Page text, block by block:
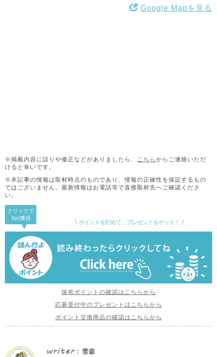
Google Mapを見る
※掲載内容に誤りや修正などがありましたら、 こちら からご連絡いただ
けると幸いです。
※本記事の情報は取材時点のものであり、情報の正確性を保証するもの
ではございません。 最新情報はお電話等で直接取材先へご確認くださ
い。
ポイントを貯めて、プレゼントをゲット！
クリックで
3pt獲得
保有ポイントの確認はこちらから
応募受付中のプレゼントはこちらから
ポイント交換商品の確認はこちらから
writer : 雪森